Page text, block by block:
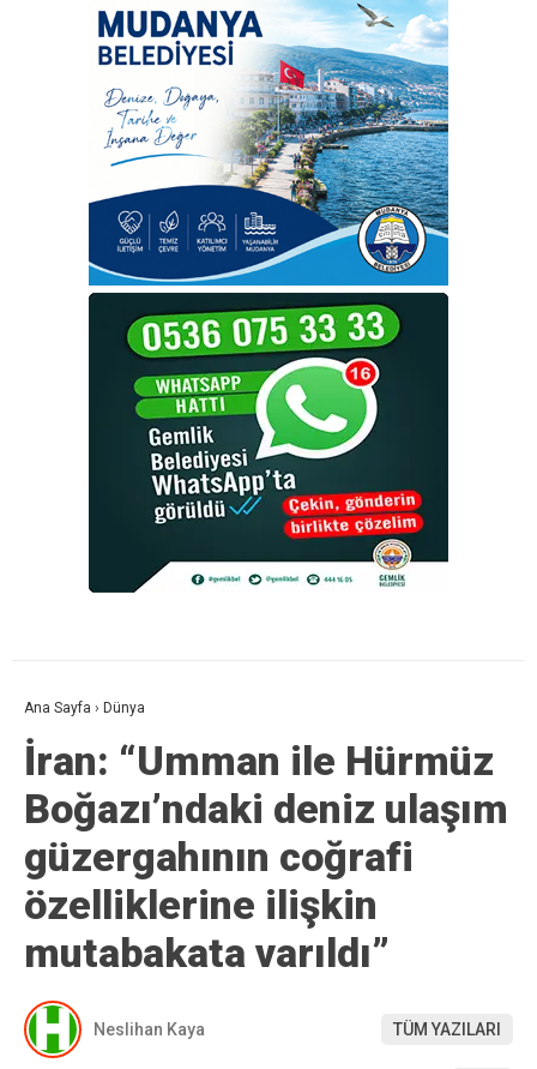
Ana Sayfa › Dünya
İran: “Umman ile Hürmüz
Boğazı’ndaki deniz ulaşım
güzergahının coğrafi
özelliklerine ilişkin
mutabakata varıldı”
Neslihan Kaya TÜM YAZILARI